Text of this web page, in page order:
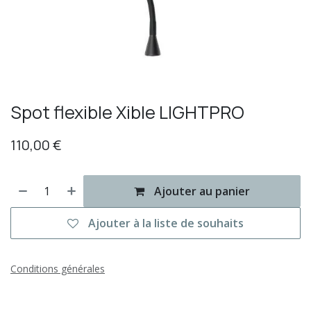
Spot flexible Xible LIGHTPRO
110,00€
Ajouter au panier
Ajouter à la liste de souhaits
Conditions générales